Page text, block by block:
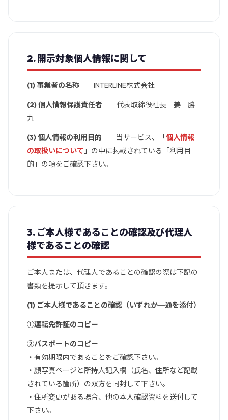
2. 開示対象個人情報に関して
(1) 事業者の名称 INTERLINE株式会社
(2) 個人情報保護責任者 代表取締役社長 姜 勝
九
(3) 個人情報の利用目的 当サービス、「個人情報
の取扱いについて 」の中に掲載されている「利用目
的」の項をご確認下さい。
3. ご本人様であることの確認及び代理人
様であることの確認
ご本人または、代理人であることの確認の際は下記の
書類を提示して頂きます。
(1) ご本人様であることの確認（いずれか一通を添付）
①運転免許証のコピー
②パスポートのコピー
・有効期限内であることをご確認下さい。
・顔写真ページと所持人記入欄（氏名、住所など記載
されている箇所）の双方を同封して下さい。
・住所変更がある場合、他の本人確認資料を送付して
下さい。